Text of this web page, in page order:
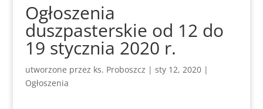
Ogłoszenia
duszpasterskie od 12 do
19 stycznia 2020 r.
utworzone przez ks. Proboszcz | sty 12, 2020|
Ogłoszenia